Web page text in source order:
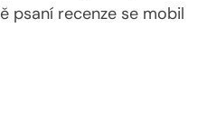
psaní recenze se mobil